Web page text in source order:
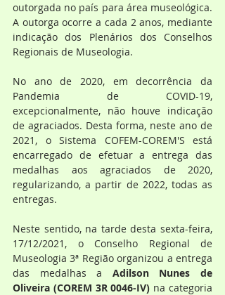
outorgada no país para área museológica.
A outorga ocorre a cada 2 anos, mediante
indicação dos Plenários dos Conselhos
Regionais de Museologia.
No ano de 2020, em decorrência da
Pandemia de COVID-19,
excepcionalmente, não houve indicação
de agraciados. Desta forma, neste ano de
2021, o Sistema COFEM-COREM'S está
encarregado de efetuar a entrega das
medalhas aos agraciados de 2020,
regularizando, a partir de 2022, todas as
entregas.
Neste sentido, na tarde desta sexta-feira,
17/12/2021, o Conselho Regional de
Museologia 3ª Região organizou a entrega
das medalhas a Adilson Nunes de
Oliveira (COREM 3R 0046-IV) na categoria